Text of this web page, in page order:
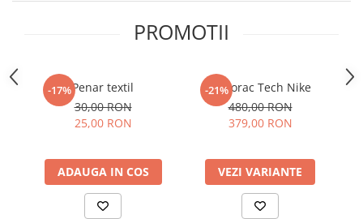
PROMOTII
-17%Penar textil
30,00 RON
25,00 RON
ADAUGA IN COS
-21%
Hanorac Tech Nike
480,00 RON
379,00 RON
VEZI VARIANTE